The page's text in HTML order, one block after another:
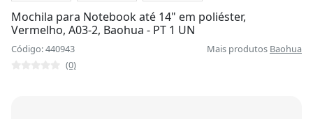
Mochila para Notebook até 14" em poliéster,
Vermelho, A03-2, Baohua - PT 1 UN
Código: 440943 Mais produtos Baohua
(0)